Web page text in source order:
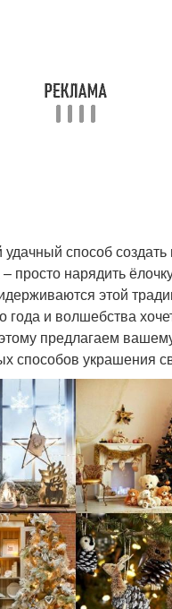
способ создать
просто нарядить
этой
и волшебства
предлагаем
способов украшения